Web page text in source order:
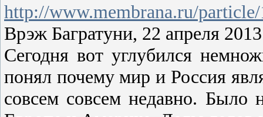
http://www.membrana.ru/
Врэж Багратуни, 22 апреля 2013
Сегодня вот углубился
понял почему мир и Россия
совсем совсем недавно. Было